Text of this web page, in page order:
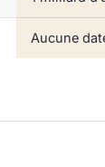
Aucune